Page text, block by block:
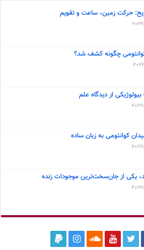
حرکت زمین، ساعت و تقویم
چگونه کشف شد؟
از دیدگاه علم
کوانتومی به زبان ساده
یکی از جان‌سخت‌ترین موجودات زنده